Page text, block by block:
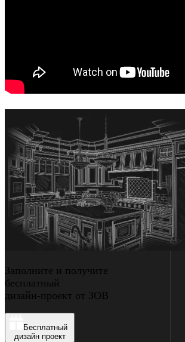
Заполните и получите
бесплатный
дизайн-проект от ЗОВ
Бесплатный
дизайн проект